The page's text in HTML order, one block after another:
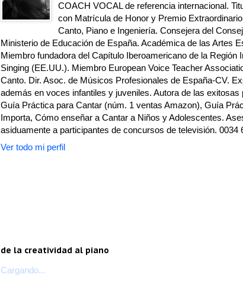
COACH VOCAL de referencia internacional.
con Matrícula de Honor y Premio
Canto, Piano e Ingeniería. Consejera del
Ministerio de Educación de España. Académica de las Artes
Miembro fundadora del Capítulo Iberoamericano de la Región
Singing (EE.UU.). Miembro European Voice Teacher
Canto. Dir. Asoc. de Músicos Profesionales de España-CV.
además en voces infantiles y juveniles. Autora de las
Guía Práctica para Cantar (núm. 1 ventas Amazon), Guía
Importa, Cómo enseñar a Cantar a Niños y Adolescentes.
asiduamente a participantes de concursos de televisión. 0034
Ver todo mi perfil
de la creatividad al piano
Cargando...